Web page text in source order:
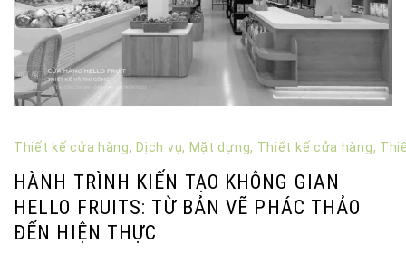
Thiết kế cửa hàng, Dịch vụ, Mặt dựng, Thiết kế cửa hàng,
HÀNH TRÌNH KIẾN TẠO KHÔNG GIAN
HELLO FRUITS: TỪ BẢN VẼ PHÁC THẢO
ĐẾN HIỆN THỰC